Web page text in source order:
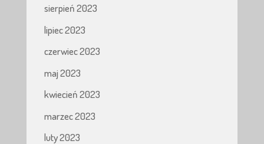
sierpień 2023
lipiec 2023
czerwiec 2023
maj 2023
kwiecień 2023
marzec 2023
luty 2023